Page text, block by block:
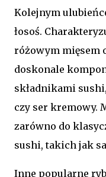
Kolejnym
łosoś.
różowym mięsem
doskonale
składnikami
czy ser kremowy.
zarówno do
sushi, takich jak
Inne popularne